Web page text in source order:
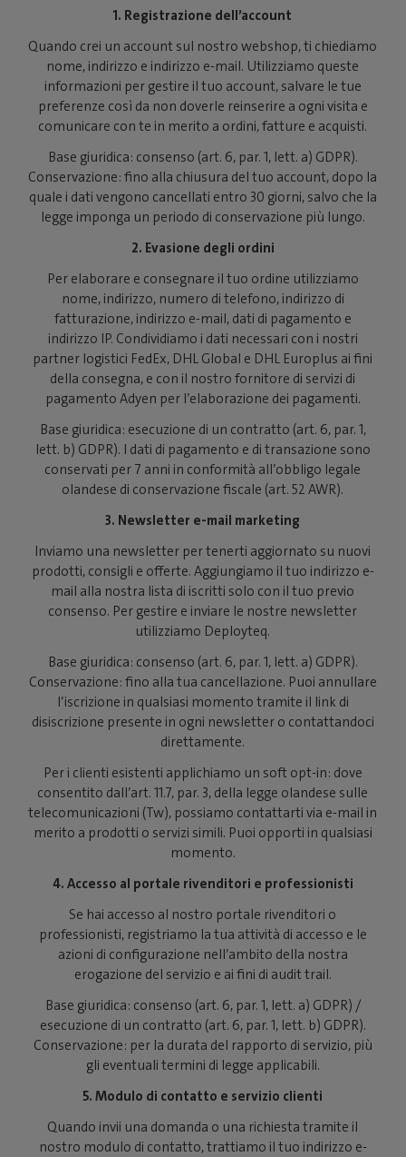
1. Registrazione dell’account
Quando crei un account sul nostro webshop, ti chiediamo
nome, indirizzo e indirizzo e-mail. Utilizziamo queste
informazioni per gestire il tuo account, salvare le tue
preferenze così da non doverle reinserire a ogni visita e
comunicare con te in merito a ordini, fatture e acquisti.
Base giuridica: consenso (art. 6, par. 1, lett. a) GDPR).
Conservazione: fino alla chiusura del tuo account, dopo la
quale i dati vengono cancellati entro 30 giorni, salvo che la
legge imponga un periodo di conservazione più lungo.
2. Evasione degli ordini
Per elaborare e consegnare il tuo ordine utilizziamo
nome, indirizzo, numero di telefono, indirizzo di
fatturazione, indirizzo e-mail, dati di pagamento e
indirizzo IP. Condividiamo i dati necessari con i nostri
partner logistici FedEx, DHL Global e DHL Europlus ai fini
della consegna, e con il nostro fornitore di servizi di
pagamento Adyen per l’elaborazione dei pagamenti.
Base giuridica: esecuzione di un contratto (art. 6, par. 1,
lett. b) GDPR). I dati di pagamento e di transazione sono
conservati per 7 anni in conformità all’obbligo legale
olandese di conservazione fiscale (art. 52 AWR).
3. Newsletter e-mail marketing
Inviamo una newsletter per tenerti aggiornato su nuovi
prodotti, consigli e offerte. Aggiungiamo il tuo indirizzo e-
mail alla nostra lista di iscritti solo con il tuo previo
consenso. Per gestire e inviare le nostre newsletter
utilizziamo Deployteq.
Base giuridica: consenso (art. 6, par. 1, lett. a) GDPR).
Conservazione: fino alla tua cancellazione. Puoi annullare
l’iscrizione in qualsiasi momento tramite il link di
disiscrizione presente in ogni newsletter o contattandoci
direttamente.
Per i clienti esistenti applichiamo un soft opt-in: dove
consentito dall’art. 11.7, par. 3, della legge olandese sulle
telecomunicazioni (Tw), possiamo contattarti via e-mail in
merito a prodotti o servizi simili. Puoi opporti in qualsiasi
momento.
4. Accesso al portale rivenditori e professionisti
Se hai accesso al nostro portale rivenditori o
professionisti, registriamo la tua attività di accesso e le
azioni di configurazione nell’ambito della nostra
erogazione del servizio e ai fini di audit trail.
Base giuridica: consenso (art. 6, par. 1, lett. a) GDPR) /
esecuzione di un contratto (art. 6, par. 1, lett. b) GDPR).
Conservazione: per la durata del rapporto di servizio, più
gli eventuali termini di legge applicabili.
5. Modulo di contatto e servizio clienti
Quando invii una domanda o una richiesta tramite il
nostro modulo di contatto, trattiamo il tuo indirizzo e-